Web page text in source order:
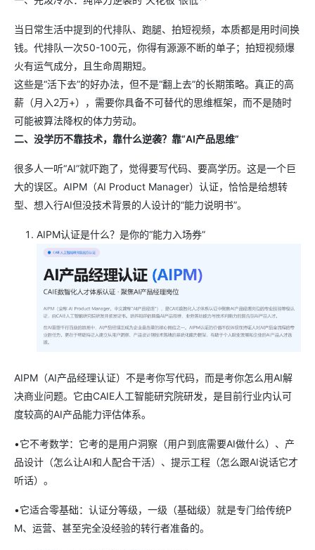
当日常生活中提到的代排队、跑腿、拍短视频，本质都是用时间换
钱。代排队一次50-100元，你得有源源不断的单子；拍短视频爆
火有运气成分，且生命周期短。
这些是“活下去”的好办法，但不是“翻上去”的长期策略。真正的高
薪（月入2万+），需要你具备不可替代的思维框架，而不是随时
可能被算法降权的体力劳动。
二、没学历不靠技术，靠什么逆袭？靠“AI产品思维”
很多人一听“AI”就吓跑了，觉得要写代码、要高学历。这是一个巨
大的误区。AIPM（AI Product Manager）认证，恰恰是给想转
型、想入行AI但没技术背景的人设计的“能力说明书”。
AIPM认证是什么？是你的“能力入场券”
AIPM（AI产品经理认证）不是考你写代码，而是考你怎么用AI解
决商业问题。它由CAIE人工智能研究院研发，是目前行业内认可
度较高的AI产品能力评估体系。
•它不考数学：它考的是用户洞察（用户到底需要AI做什么）、产
品设计（怎么让AI和人配合干活）、提示工程（怎么跟AI说话它才
听话）。
•它适合零基础：认证分等级，一级（基础级）就是专门给传统P
M、运营、甚至完全没经验的转行者准备的。